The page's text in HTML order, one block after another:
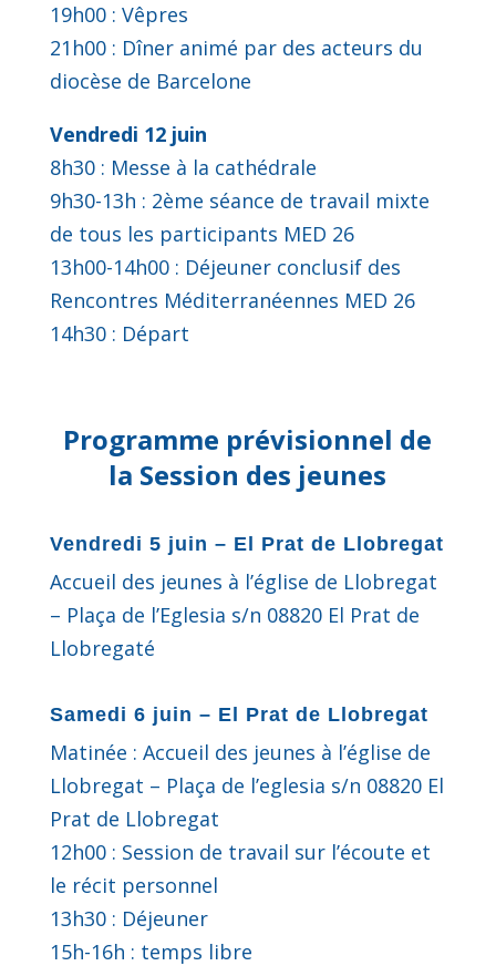
19h00 : Vêpres
21h00 : Dîner animé par des acteurs du
diocèse de Barcelone
Vendredi 12 juin
8h30 : Messe à la cathédrale
9h30-13h : 2ème séance de travail mixte
de tous les participants MED 26
13h00-14h00 : Déjeuner conclusif des
Rencontres Méditerranéennes MED 26
14h30 : Départ
Programme prévisionnel de
la Session des jeunes
Vendredi 5 juin – El Prat de Llobregat
Accueil des jeunes à l’église de Llobregat
– Plaça de l’Eglesia s/n 08820 El Prat de
Llobregaté
Samedi 6 juin – El Prat de Llobregat
Matinée : Accueil des jeunes à l’église de
Llobregat – Plaça de l’eglesia s/n 08820 El
Prat de Llobregat
12h00 : Session de travail sur l’écoute et
le récit personnel
13h30 : Déjeuner
15h-16h : temps libre